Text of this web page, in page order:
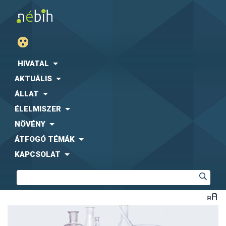
HIVATAL
AKTUÁLIS
ÁLLAT
ÉLELMISZER
NÖVÉNY
ÁTFOGÓ TÉMÁK
KAPCSOLAT